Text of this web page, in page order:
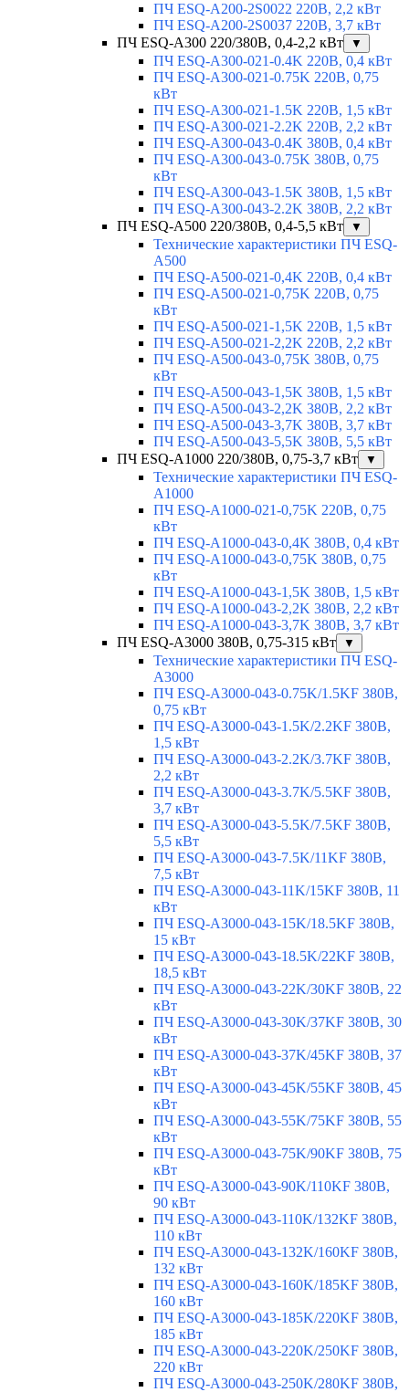
ПЧ ESQ-A200-2S0022 220В, 2,2 кВт
ПЧ ESQ-A200-2S0037 220В, 3,7 кВт
ПЧ ESQ-A300 220/380В, 0,4-2,2 кВт
▼
ПЧ ESQ-A300-021-0.4K 220В, 0,4 кВт
ПЧ ESQ-A300-021-0.75K 220В, 0,75
кВт
ПЧ ESQ-A300-021-1.5K 220В, 1,5 кВт
ПЧ ESQ-A300-021-2.2K 220В, 2,2 кВт
ПЧ ESQ-A300-043-0.4K 380В, 0,4 кВт
ПЧ ESQ-A300-043-0.75K 380В, 0,75
кВт
ПЧ ESQ-A300-043-1.5K 380В, 1,5 кВт
ПЧ ESQ-A300-043-2.2K 380В, 2,2 кВт
ПЧ ESQ-A500 220/380В, 0,4-5,5 кВт
▼
Технические характеристики ПЧ ESQ-
A500
ПЧ ESQ-A500-021-0,4K 220В, 0,4 кВт
ПЧ ESQ-A500-021-0,75K 220В, 0,75
кВт
ПЧ ESQ-A500-021-1,5K 220В, 1,5 кВт
ПЧ ESQ-A500-021-2,2K 220В, 2,2 кВт
ПЧ ESQ-A500-043-0,75K 380В, 0,75
кВт
ПЧ ESQ-A500-043-1,5K 380В, 1,5 кВт
ПЧ ESQ-A500-043-2,2K 380В, 2,2 кВт
ПЧ ESQ-A500-043-3,7K 380В, 3,7 кВт
ПЧ ESQ-A500-043-5,5K 380В, 5,5 кВт
ПЧ ESQ-A1000 220/380В, 0,75-3,7 кВт
▼
Технические характеристики ПЧ ESQ-
A1000
ПЧ ESQ-A1000-021-0,75K 220В, 0,75
кВт
ПЧ ESQ-A1000-043-0,4K 380В, 0,4 кВт
ПЧ ESQ-A1000-043-0,75K 380В, 0,75
кВт
ПЧ ESQ-A1000-043-1,5K 380В, 1,5 кВт
ПЧ ESQ-A1000-043-2,2K 380В, 2,2 кВт
ПЧ ESQ-A1000-043-3,7K 380В, 3,7 кВт
ПЧ ESQ-A3000 380В, 0,75-315 кВт
▼
Технические характеристики ПЧ ESQ-
A3000
ПЧ ESQ-A3000-043-0.75K/1.5KF 380В,
0,75 кВт
ПЧ ESQ-A3000-043-1.5K/2.2KF 380В,
1,5 кВт
ПЧ ESQ-A3000-043-2.2K/3.7KF 380В,
2,2 кВт
ПЧ ESQ-A3000-043-3.7K/5.5KF 380В,
3,7 кВт
ПЧ ESQ-A3000-043-5.5K/7.5KF 380В,
5,5 кВт
ПЧ ESQ-A3000-043-7.5K/11KF 380В,
7,5 кВт
ПЧ ESQ-A3000-043-11K/15KF 380В, 11
кВт
ПЧ ESQ-A3000-043-15K/18.5KF 380В,
15 кВт
ПЧ ESQ-A3000-043-18.5K/22KF 380В,
18,5 кВт
ПЧ ESQ-A3000-043-22K/30KF 380В, 22
кВт
ПЧ ESQ-A3000-043-30K/37KF 380В, 30
кВт
ПЧ ESQ-A3000-043-37K/45KF 380В, 37
кВт
ПЧ ESQ-A3000-043-45K/55KF 380В, 45
кВт
ПЧ ESQ-A3000-043-55K/75KF 380В, 55
кВт
ПЧ ESQ-A3000-043-75K/90KF 380В, 75
кВт
ПЧ ESQ-A3000-043-90K/110KF 380В,
90 кВт
ПЧ ESQ-A3000-043-110K/132KF 380В,
110 кВт
ПЧ ESQ-A3000-043-132K/160KF 380В,
132 кВт
ПЧ ESQ-A3000-043-160K/185KF 380В,
160 кВт
ПЧ ESQ-A3000-043-185K/220KF 380В,
185 кВт
ПЧ ESQ-A3000-043-220K/250KF 380В,
220 кВт
ПЧ ESQ-A3000-043-250K/280KF 380В,